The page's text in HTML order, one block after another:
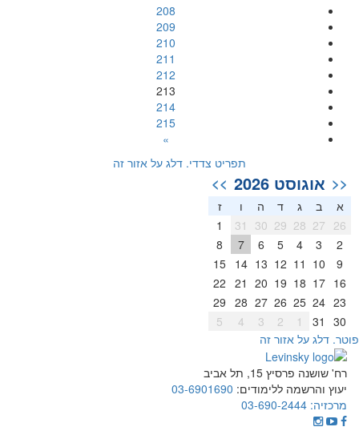
208
209
210
211
212
213
214
215
»
תפריט צדדי. דלג על אזור זה
<< אוגוסט 2026 >>
א ב ג ד ה
ז
26
27
28
29
30
31
2
3
4
5
6
7
8
9
10
11
12
13
14
15
16
17
18
19
20
21
22
23
24
25
26
27
28
29
30
31
2
3
4
5
דלג על אזור זה
רח' שושנה פרסיץ 15, תל אביב
יעוץ והרשמה ללימודים: 03-6901690
מרכזיה: 03-690-2444